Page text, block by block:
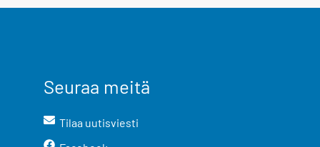
Seuraa meitä
Tilaa uutisviesti